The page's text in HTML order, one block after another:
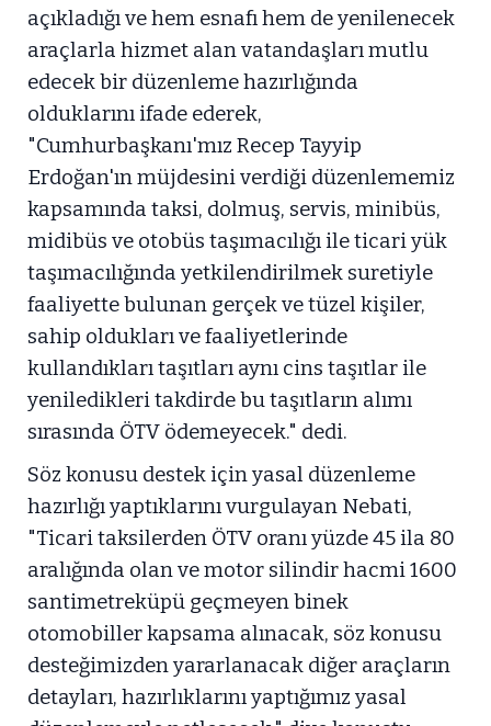
açıkladığı ve hem esnafı hem de yenilenecek
araçlarla hizmet alan vatandaşları mutlu
edecek bir düzenleme hazırlığında
olduklarını ifade ederek,
"Cumhurbaşkanı'mız Recep Tayyip
Erdoğan'ın müjdesini verdiği düzenlememiz
kapsamında taksi, dolmuş, servis, minibüs,
midibüs ve otobüs taşımacılığı ile ticari yük
taşımacılığında yetkilendirilmek suretiyle
faaliyette bulunan gerçek ve tüzel kişiler,
sahip oldukları ve faaliyetlerinde
kullandıkları taşıtları aynı cins taşıtlar ile
yeniledikleri takdirde bu taşıtların alımı
sırasında ÖTV ödemeyecek." dedi.
Söz konusu destek için yasal düzenleme
hazırlığı yaptıklarını vurgulayan Nebati,
"Ticari taksilerden ÖTV oranı yüzde 45 ila 80
aralığında olan ve motor silindir hacmi 1600
santimetreküpü geçmeyen binek
otomobiller kapsama alınacak, söz konusu
desteğimizden yararlanacak diğer araçların
detayları, hazırlıklarını yaptığımız yasal